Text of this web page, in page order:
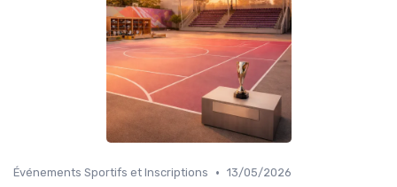
Événements Sportifs et Inscriptions • 13/05/2026